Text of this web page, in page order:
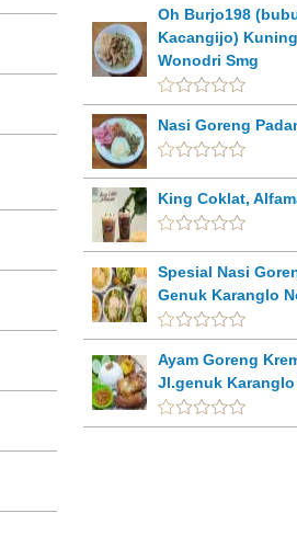
Oh Burjo198
Kacangijo)
Wonodri Smg
Nasi Goreng
King Coklat,
Spesial Nasi
Genuk Karanglo
Ayam Goreng
Jl.genuk Karanglo